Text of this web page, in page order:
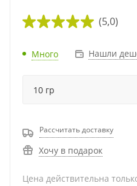
(5,0)
Много Нашли
Рассчитать доставку
Хочу в подарок
Цена действительна